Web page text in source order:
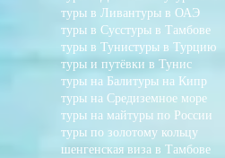
туры в Ливантуры в ОАЭ
туры в Сусстуры в Тамбове
туры в Тунистуры в Турцию
туры и путёвки в Тунис
туры на Балитуры на Кипр
туры на Средиземное море
туры на майтуры по России
туры по золотому кольцу
шенгенская виза в Тамбове